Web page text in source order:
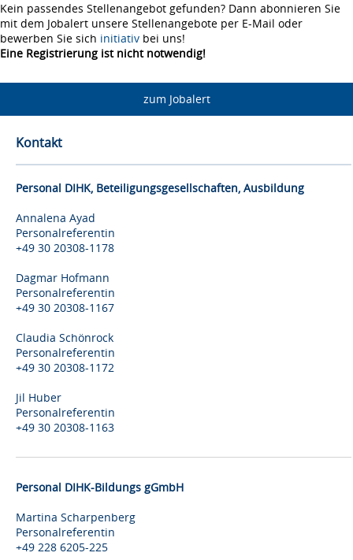
Kein passendes Stellenangebot gefunden? Dann abonnieren Sie
mit dem Jobalert unsere Stellenangebote per E-Mail oder
bewerben Sie sich initiativ bei uns!
Eine Registrierung ist nicht notwendig!
zum Jobalert
Kontakt
Personal DIHK, Beteiligungsgesellschaften, Ausbildung
Annalena Ayad
Personalreferentin
+49 30 20308-1178
Dagmar Hofmann
Personalreferentin
+49 30 20308-1167
Claudia Schönrock
Personalreferentin
+49 30 20308-1172
Jil Huber
Personalreferentin
+49 30 20308-1163
Personal DIHK-Bildungs gGmbH
Martina Scharpenberg
Personalreferentin
+49 228 6205-225